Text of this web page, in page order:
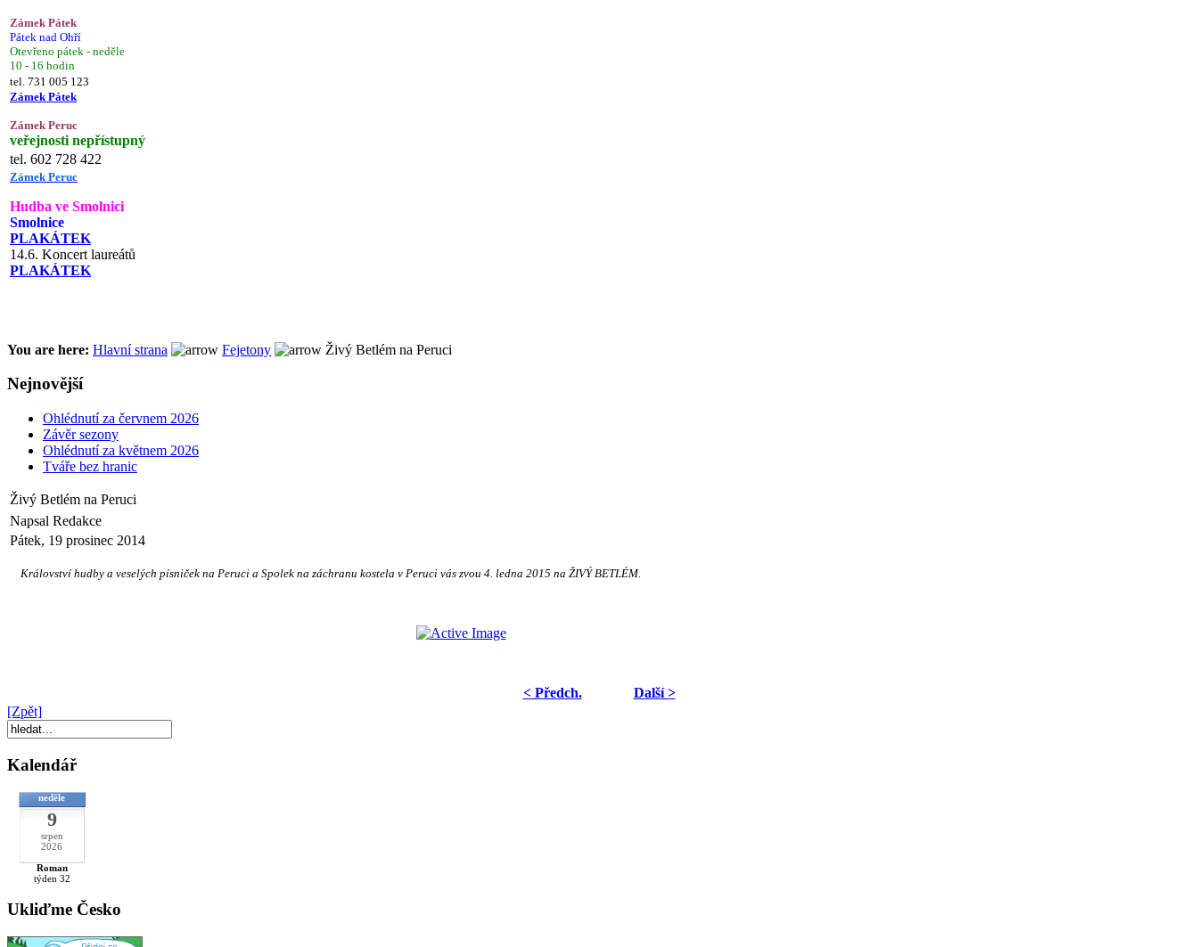
Zámek Pátek
Pátek nad Ohří
Otevřeno pátek - neděle
10 - 16 hodin
tel. 731 005 123
Zámek Pátek
Zámek Peruc
veřejnosti nepřístupný
tel. 602 728 422
Zámek Peruc
Hudba ve Smolnici
Smolnice
PLAKÁTEK
14.6. Koncert laureátů
PLAKÁTEK
You are here: Hlavní strana Fejetony Živý Betlém na Peruci
Nejnovější
Ohlédnutí za červnem 2026
Závěr sezony
Ohlédnutí za květnem 2026
Tváře bez hranic
Živý Betlém na Peruci
Napsal Redakce
Pátek, 19 prosinec 2014
Království hudby a veselých písniček na Peruci a Spolek na záchranu kostela v Peruci vás zvou 4. ledna 2015 na ŽIVÝ BETLÉM.
< Předch.
Další >
[Zpět]
Kalendář
neděle
9
srpen
2026
Roman
týden 32
Ukliďme Česko